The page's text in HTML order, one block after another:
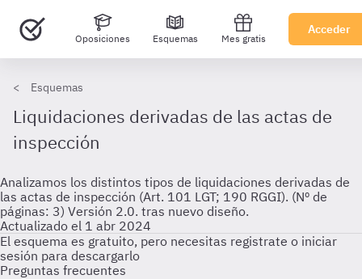
Oposiciones Esquemas Mes gratis
Acceder
Esquemas
Liquidaciones derivadas de las actas de
inspección
Analizamos los distintos tipos de liquidaciones derivadas de
las actas de inspección (Art. 101 LGT; 190 RGGI). (Nº de
páginas: 3) Versión 2.0. tras nuevo diseño.
Actualizado el 1 abr 2024
El esquema es gratuito, pero necesitas registrate o iniciar
sesión para descargarlo
Preguntas frecuentes